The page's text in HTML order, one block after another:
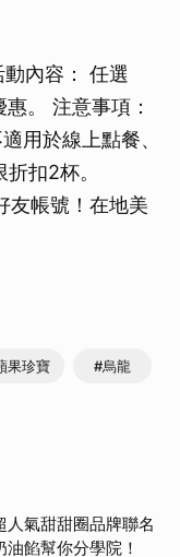
內容： 任選
。 注意事項：
用於線上點餐、
扣2杯。
友帳號！在地美
果珍寶 #烏龍
人氣甜甜圈品牌聯名
油餡幫你分學院！